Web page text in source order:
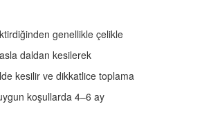
genellikle çelikle
daldan kesilerek
kesilir ve dikkatlice toplama
koşullarda 4–6 ay